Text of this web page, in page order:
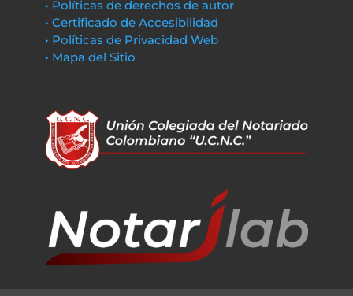
• Políticas de derechos de autor
• Certificado de Accesibilidad
• Políticas de Privacidad Web
• Mapa del Sitio